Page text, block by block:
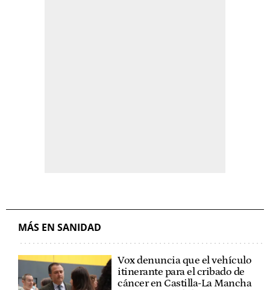
MÁS EN SANIDAD
Vox denuncia que el vehículo
itinerante para el cribado de
cáncer en Castilla-La Mancha